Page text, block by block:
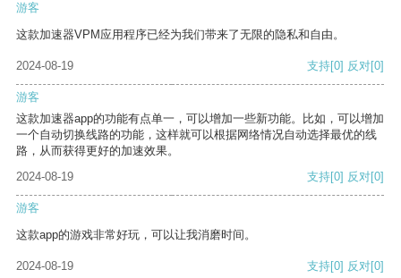
游客
这款加速器VPM应用程序已经为我们带来了无限的隐私和自由。
2024-08-19 支持[0] 反对[0]
游客
这款加速器app的功能有点单一，可以增加一些新功能。比如，可以增加
一个自动切换线路的功能，这样就可以根据网络情况自动选择最优的线
路，从而获得更好的加速效果。
2024-08-19
支持[0] 反对[0]
游客
这款app的游戏非常好玩，可以让我消磨时间。
2024-08-19 支持[0] 反对[0]